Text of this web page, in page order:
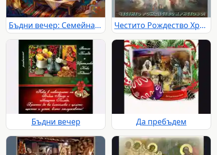
Бъдни вечер: Семейна трапеза, традиции и благословия под звездното небе. Честито Рождество Христово!
Бъдни вечер Да пребъдем